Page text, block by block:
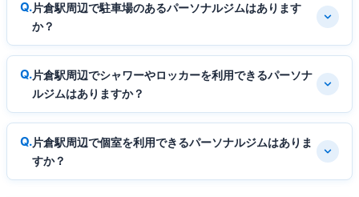
片倉駅周辺で駐車場のあるパーソナルジムはあります
か？
片倉駅周辺でシャワーやロッカーを利用できるパーソナ
ルジムはありますか？
片倉駅周辺で個室を利用できるパーソナルジムはありま
すか？